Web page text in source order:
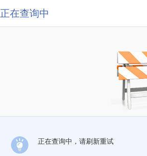
正在查询中
正在查询中，请刷新重试